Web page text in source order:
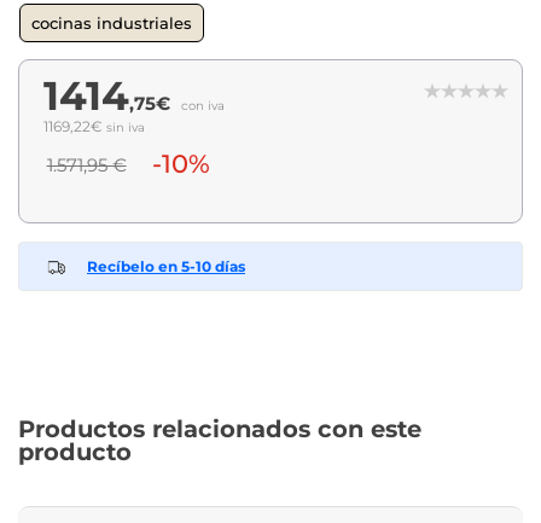
cocinas industriales
1414,75€ con iva
1169,22€ sin iva
1.571,95 € -10%
Recíbelo en 5-10 días
Productos relacionados con este
producto